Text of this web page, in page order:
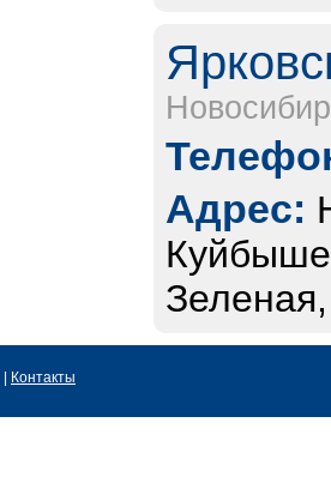
Адрес:
Контакты